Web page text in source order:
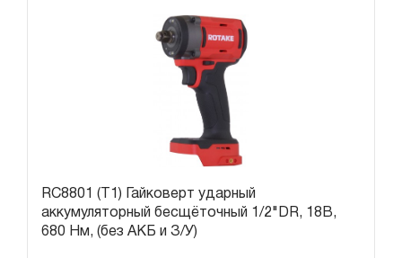
RC8801 (T1) Гайковерт ударный
аккумуляторный бесщёточный 1/2"DR, 18В,
680 Нм, (без АКБ и З/У)